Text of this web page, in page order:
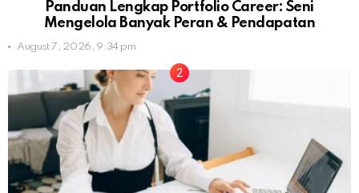
Panduan Lengkap Portfolio Career: Seni
Mengelola Banyak Peran & Pendapatan
August 7, 2026, 9:34 pm